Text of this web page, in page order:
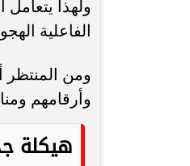
ولهذا
الفاعلية
ومن المنتظر
وأرقامهم
هيكلة